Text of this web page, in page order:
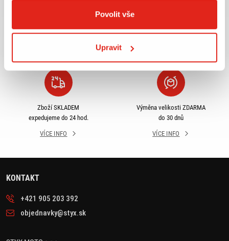
Povolit vše
Upravit
odběru
rámci ČR
Zboží SKLADEM
expedujeme do 24 hod.
VÍCE INFO
Výměna velikosti ZDARMA
do 30 dnů
VÍCE INFO
KONTAKT
+421 905 203 392
objednavky@styx.sk